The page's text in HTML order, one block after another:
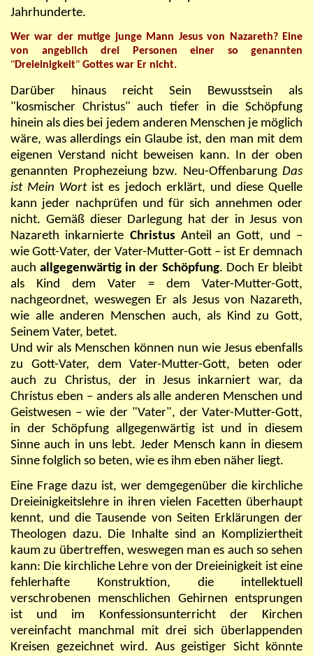
Jahrhunderte.
Wer war der mutige junge Mann Jesus von Nazareth? Eine
von angeblich drei Personen einer so genannten
"Dreieinigkeit" Gottes war Er nicht.
Darüber hinaus reicht Sein Bewusstsein als
"kosmischer Christus" auch tiefer in die Schöpfung
hinein als dies bei jedem anderen Menschen je möglich
wäre, was allerdings ein Glaube ist, den man mit dem
eigenen Verstand nicht beweisen kann. In der oben
genannten Prophezeiung bzw. Neu-Offenbarung Das
ist Mein Wortist es jedoch erklärt, und diese Quelle
kann jeder nachprüfen und für sich annehmen oder
nicht. Gemäß dieser Darlegung hat der in Jesus von
Nazareth inkarnierte Christus Anteil an Gott, und –
wie Gott-Vater, der Vater-Mutter-Gott – ist Er demnach
auchallgegenwärtig in der Schöpfung. Doch Er bleibt
als Kind dem Vater = dem Vater-Mutter-Gott,
nachgeordnet, weswegen Er als Jesus von Nazareth,
wie alle anderen Menschen auch, als Kind zu Gott,
Seinem Vater, betet.
Und wir als Menschen können nun wie Jesus ebenfalls
zu Gott-Vater, dem Vater-Mutter-Gott, beten oder
auch zu Christus, der in Jesus inkarniert war, da
Christus eben – anders als alle anderen Menschen und
Geistwesen – wie der "Vater", der Vater-Mutter-Gott,
in der Schöpfung allgegenwärtig ist und in diesem
Sinne auch in uns lebt. Jeder Mensch kann in diesem
Sinne folglich so beten, wie es ihm eben näher liegt.
Eine Frage dazu ist, wer demgegenüber die kirchliche
Dreieinigkeitslehre in ihren vielen Facetten überhaupt
kennt, und die Tausende von Seiten Erklärungen der
Theologen dazu. Die Inhalte sind an Kompliziertheit
kaum zu übertreffen, weswegen man es auch so sehen
kann: Die kirchliche Lehre von der Dreieinigkeit ist eine
fehlerhafte Konstruktion, die intellektuell
verschrobenen menschlichen Gehirnen entsprungen
ist und im Konfessionsunterricht der Kirchen
vereinfacht manchmal mit drei sich überlappenden
Kreisen gezeichnet wird. Aus geistiger Sicht könnte